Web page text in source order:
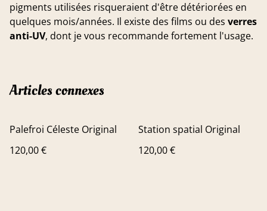
pigments utilisées risqueraient d'être détériorées en
quelques mois/années. Il existe des films ou des verres
anti-UV, dont je vous recommande fortement l'usage.
Articles connexes
Palefroi Céleste Original
120,00 €
Station spatial Original
120,00 €